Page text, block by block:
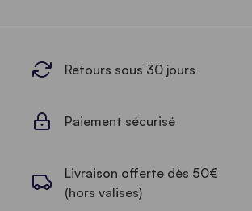
Retours sous 30 jours
Paiement sécurisé
Livraison offerte dès 50€
(hors valises)